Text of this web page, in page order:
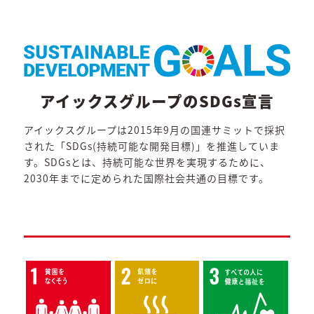
アイックスグループのSDGs宣言
アイックスグループは2015年9月の国連サミットで採択
された「SDGs(持続可能な開発目標)」を推進していま
す。SDGsとは、持続可能な世界を実現するために、
2030年までに定められた国際社会共通の目標です。